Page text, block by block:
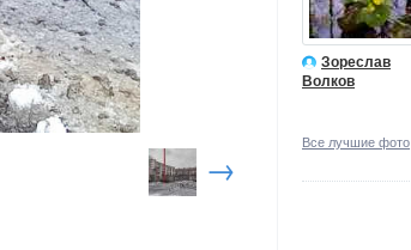
Зореслав
Волков
Все лучшие фото
→